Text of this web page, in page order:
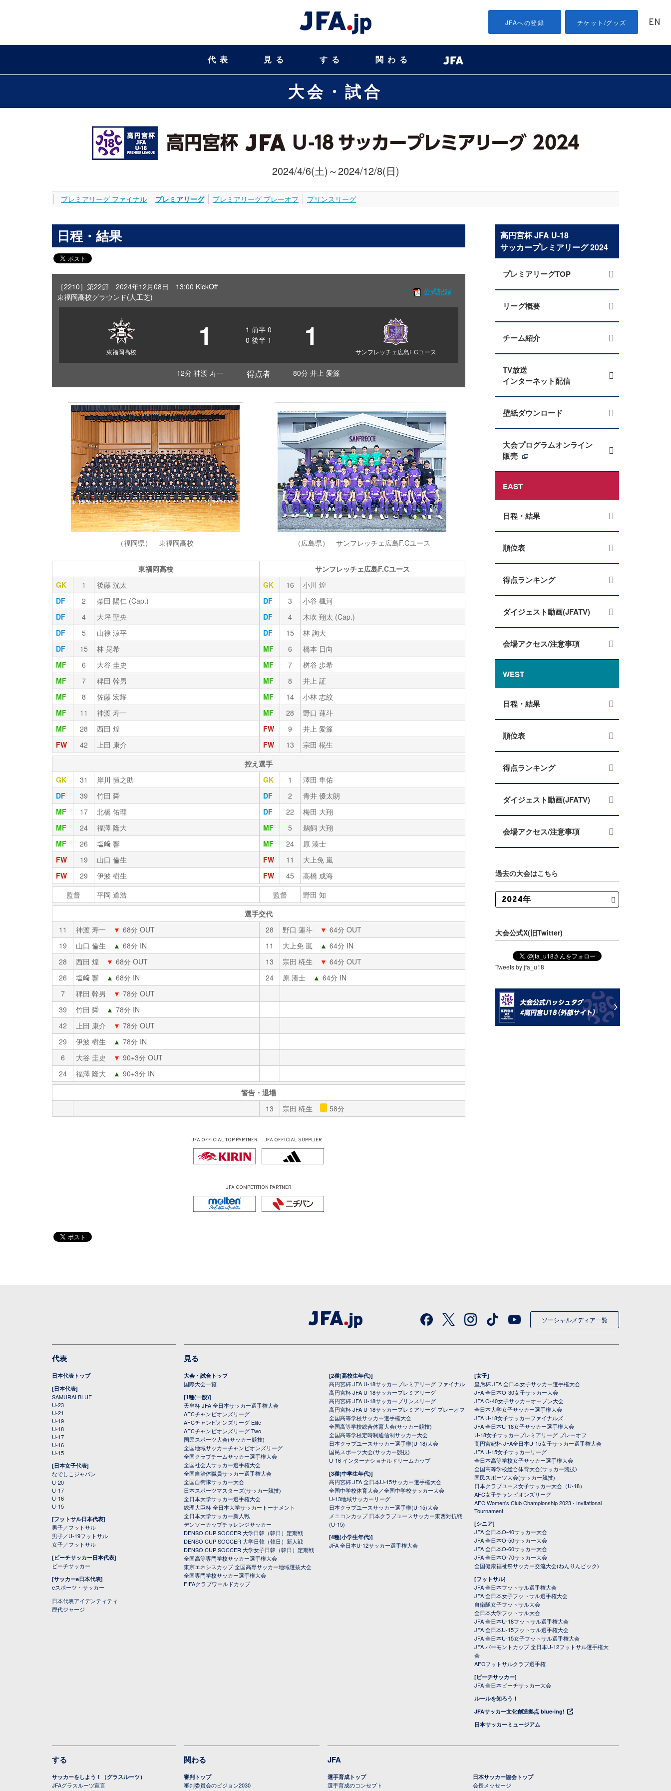
JFAへの登録 チケット/グッズ EN
代表 見る する 関わる
大会・試合
2024/4/6(土)～2024/12/8(日)
プレミアリーグ ファイナル プレミアリーグ プレミアリーグ プレーオフ プリンスリーグ
日程・結果
［2210］第22節 2024年12月08日 13:00 KickOff
東福岡高校グラウンド(人工芝)
公式記録
東福岡高校 1 1 前半 0
0 後半 1 1 サンフレッチェ広島F.Cユース
12分 神渡 寿一 得点者 80分 井上 愛簾
（福岡県） 東福岡高校 （広島県） サンフレッチェ広島F.Cユース
東福岡高校
サンフレッチェ広島F.Cユース
GK
1 後藤 洸太 GK 16
小川 煌
DF
2 柴田 陽仁 (Cap.) DF 3
小谷 楓河
DF
4 大坪 聖央 DF 4
木吹 翔太 (Cap.)
DF
5 山禄 涼平 DF 15
林 詢大
DF
15 林 晃希 MF 6
橋本 日向
MF
6 大谷 圭史 MF 7
桝谷 歩希
MF
7 稗田 幹男 MF 8
井上 証
MF
8 佐藤 宏耀 MF 14
小林 志紋
MF
11 神渡 寿一 MF 28
野口 蓮斗
MF
28 西田 煌 FW 9
井上 愛簾
FW
42 上田 康介 FW 13
宗田 椛生
控え選手
GK
31 岸川 慎之助 GK 1
澤田 隼佑
DF
39 竹田 舜 DF 2
青井 優太朗
MF
17 北橋 佑理 DF 22
梅田 大翔
MF
24 福澤 隆大 MF 5
鵜飼 大翔
MF
26 塩﨑 響 MF 24
原 湊士
FW
19 山口 倫生 FW 11
大上免 嵐
FW
29 伊波 樹生 FW 45
高橋 成海
監督
平岡 道浩 監督
野田 知
選手交代
11
神渡 寿一 ▼ 68分 OUT 28 野口 蓮斗 ▼ 64分 OUT
19
山口 倫生 ▲ 68分 IN 11 大上免 嵐 ▲ 64分 IN
28
西田 煌 ▼ 68分 OUT 13 宗田 椛生 ▼ 64分 OUT
26
塩﨑 響 ▲ 68分 IN 24 原 湊士 ▲ 64分 IN
7
稗田 幹男 ▼ 78分 OUT
39
竹田 舜 ▲ 78分 IN
42
上田 康介 ▼ 78分 OUT
29
伊波 樹生 ▲ 78分 IN
6
大谷 圭史 ▼ 90+3分 OUT
24
福澤 隆大 ▲ 90+3分 IN
警告・退場
13
宗田 椛生 58分
JFA OFFICIALTOP PARTNER JFA OFFICIAL SUPPLIER
JFA COMPETITION PARTNER
高円宮杯 JFA U-18
サッカープレミアリーグ 2024
プレミアリーグTOP
リーグ概要
チーム紹介
TV放送
インターネット配信
壁紙ダウンロード
大会プログラムオンライン
販売
EAST
日程・結果
順位表
得点ランキング
ダイジェスト動画(JFATV)
会場アクセス/注意事項
WEST
日程・結果
順位表
得点ランキング
ダイジェスト動画(JFATV)
会場アクセス/注意事項
過去の大会はこちら
大会公式X(旧Twitter)
Tweets by jfa_u18
ソーシャルメディア一覧
代表
日本代表トップ
[日本代表]
SAMURAI BLUE
U-23
U-21
U-19
U-18
U-17
U-16
U-15
[日本女子代表]
なでしこジャパン
U-20
U-17
U-16
U-15
[フットサル日本代表]
男子／フットサル
男子／U-19フットサル
女子／フットサル
[ビーチサッカー日本代表]
ビーチサッカー
[サッカーe日本代表]
eスポーツ・サッカー
日本代表アイデンティティ
歴代ジャージ
見る
大会・試合トップ
国際大会一覧
[1種(一般)]
天皇杯 JFA 全日本サッカー選手権大会
AFCチャンピオンズリーグ
AFCチャンピオンズリーグ Elite
AFCチャンピオンズリーグ Two
国民スポーツ大会(サッカー競技)
全国地域サッカーチャンピオンズリーグ
全国クラブチームサッカー選手権大会
全国社会人サッカー選手権大会
全国自治体職員サッカー選手権大会
全国自衛隊サッカー大会
日本スポーツマスターズ(サッカー競技)
全日本大学サッカー選手権大会
総理大臣杯 全日本大学サッカートーナメント
全日本大学サッカー新人戦
デンソーカップチャレンジサッカー
DENSO CUP SOCCER 大学日韓（韓日）定期戦
DENSO CUP SOCCER 大学日韓（韓日）新人戦
DENSO CUP SOCCER 大学女子日韓（韓日）定期戦
全国高等専門学校サッカー選手権大会
東京エネシスカップ 全国高専サッカー地域選抜大会
全国専門学校サッカー選手権大会
FIFAクラブワールドカップ
[2種(高校生年代)]
高円宮杯 JFA U-18サッカープレミアリーグ ファイナル
高円宮杯 JFA U-18サッカープレミアリーグ
高円宮杯 JFA U-18サッカープリンスリーグ
高円宮杯 JFA U-18サッカープレミアリーグ プレーオフ
全国高等学校サッカー選手権大会
全国高等学校総合体育大会(サッカー競技)
全国高等学校定時制通信制サッカー大会
日本クラブユースサッカー選手権(U-18)大会
国民スポーツ大会(サッカー競技)
U-16 インターナショナルドリームカップ
[3種(中学生年代)]
高円宮杯 JFA 全日本U-15サッカー選手権大会
全国中学校体育大会／全国中学校サッカー大会
U-13地域サッカーリーグ
日本クラブユースサッカー選手権(U-15)大会
メニコンカップ 日本クラブユースサッカー東西対抗戦
(U-15)
[4種(小学生年代)]
JFA 全日本U-12サッカー選手権大会
[女子]
皇后杯 JFA 全日本女子サッカー選手権大会
JFA 全日本O-30女子サッカー大会
JFA O-40女子サッカーオープン大会
全日本大学女子サッカー選手権大会
JFA U-18女子サッカーファイナルズ
JFA 全日本U-18女子サッカー選手権大会
U-18女子サッカープレミアリーグ プレーオフ
高円宮妃杯 JFA全日本U-15女子サッカー選手権大会
JFA U-15女子サッカーリーグ
全日本高等学校女子サッカー選手権大会
全国高等学校総合体育大会(サッカー競技)
国民スポーツ大会(サッカー競技)
日本クラブユース女子サッカー大会（U-18）
AFC女子チャンピオンズリーグ
AFC Women's Club Championship 2023 - Invitational
Tournament
[シニア]
JFA 全日本O-40サッカー大会
JFA 全日本O-50サッカー大会
JFA 全日本O-60サッカー大会
JFA 全日本O-70サッカー大会
全国健康福祉祭サッカー交流大会(ねんりんピック)
[フットサル]
JFA 全日本フットサル選手権大会
JFA 全日本女子フットサル選手権大会
自衛隊女子フットサル大会
全日本大学フットサル大会
JFA 全日本U-18フットサル選手権大会
JFA 全日本U-15フットサル選手権大会
JFA 全日本U-15女子フットサル選手権大会
JFA バーモントカップ 全日本U-12フットサル選手権大
会
AFCフットサルクラブ選手権
[ビーチサッカー]
JFA 全日本ビーチサッカー大会
ルールを知ろう！
JFAサッカー文化創造拠点 blue-ing!
日本サッカーミュージアム
する
サッカーをしよう！（グラスルーツ）
JFAグラスルーツ宣言
関わる
審判トップ
審判委員会のビジョン2030
JFA
選手育成トップ
選手育成のコンセプト
日本サッカー協会トップ
会長メッセージ